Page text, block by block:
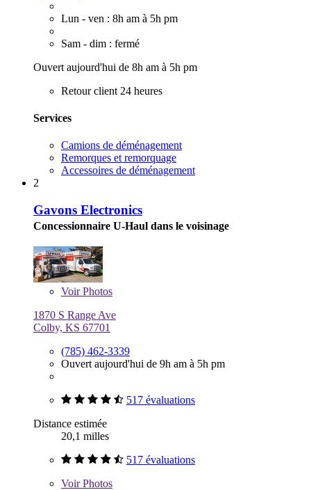
Lun - ven : 8h am à 5h pm
Sam - dim : fermé
Ouvert aujourd'hui de 8h am à 5h pm
Retour client 24 heures
Services
Camions de déménagement
Remorques et remorquage
Accessoires de déménagement
2
Gavons Electronics
Concessionnaire U-Haul dans le voisinage
VoirPhotos
1870 S Range Ave
Colby, KS 67701
(785) 462-3339
Ouvert aujourd'hui de 9h am à 5h pm
517 évaluations
Distance estimée
20,1 milles
517 évaluations
VoirPhotos